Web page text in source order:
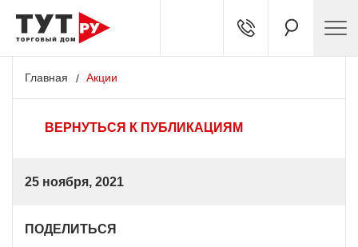
Главная Акции
ВЕРНУТЬСЯ К ПУБЛИКАЦИЯМ
25 ноября, 2021
ПОДЕЛИТЬСЯ